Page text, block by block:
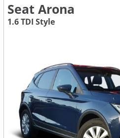
Seat Arona
1.6 TDI Style